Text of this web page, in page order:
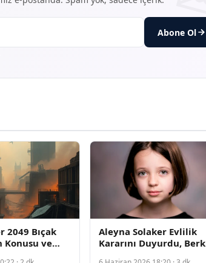
Abone Ol
2049 Bıçak
Konusu ve
Aleyna Solaker Evlilik
Kararını Duyurdu, Berk